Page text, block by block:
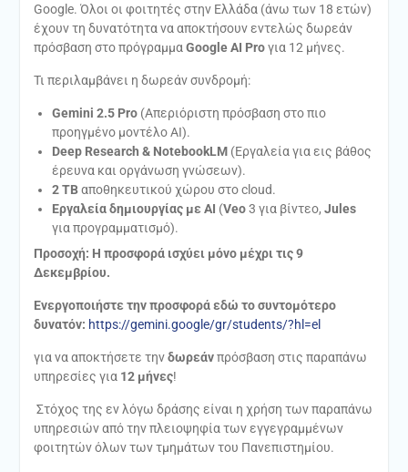
Google. Όλοι οι φοιτητές στην Ελλάδα (άνω των 18 ετών)
έχουν τη δυνατότητα να αποκτήσουν εντελώς δωρεάν
πρόσβαση στο πρόγραμμα Google AI Proγια 12 μήνες.
Τι περιλαμβάνει η δωρεάν συνδρομή:
Gemini 2.5 Pro(Απεριόριστη πρόσβαση στο πιο
προηγμένο μοντέλο AI).
Deep Research & NotebookLM(Εργαλεία για εις βάθος
έρευνα και οργάνωση γνώσεων).
2 TBαποθηκευτικού χώρου στο cloud.
Εργαλεία δημιουργίας με AI (Veo3 για βίντεο, Jules
για προγραμματισμό).
Προσοχή: Η προσφορά ισχύει μόνο μέχρι τις 9
Δεκεμβρίου.
Ενεργοποιήστε την προσφορά εδώ το συντομότερο
δυνατόν: https://gemini.google/gr/students/?hl=el
για να αποκτήσετε τηνδωρεάνπρόσβαση στις παραπάνω
υπηρεσίες για 12 μήνες!
Στόχος της εν λόγω δράσης είναι η χρήση των παραπάνω
υπηρεσιών από την πλειοψηφία των εγγεγραμμένων
φοιτητών όλων των τμημάτων του Πανεπιστημίου.